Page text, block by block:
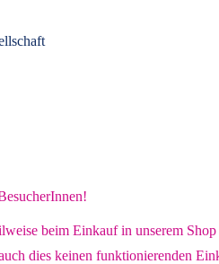
beim Einkauf in unserem
dies keinen funktionierenden